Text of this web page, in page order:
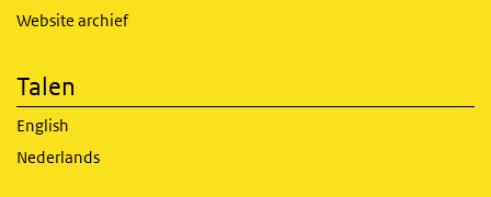
Website archief
Talen
English
Nederlands